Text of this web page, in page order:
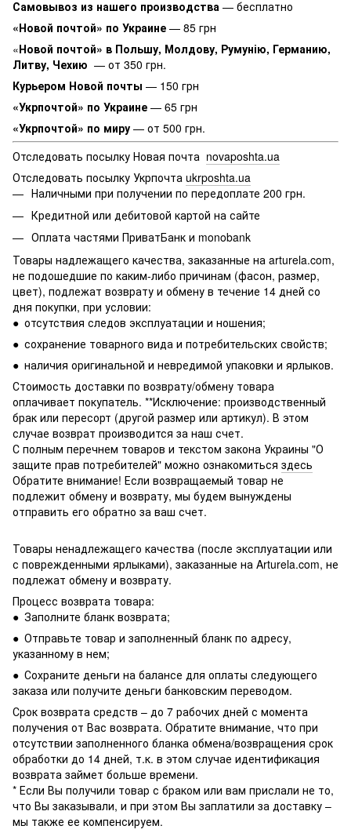
Самовывоз из нашего производства — бесплатно
«Новой почтой» по Украине — 85 грн
«Новой почтой» в Польшу, Молдову, Румунію, Германию,
Литву, Чехию — от 350 грн.
Курьером Новой почты — 150 грн
«Укрпочтой» по Украине — 65 грн
«Укрпочтой» по миру — от 500 грн.
Отследовать посылку Новая почта novaposhta.ua
Отследовать посылку Укрпочта ukrposhta.ua
Наличными при получении по передоплате 200 грн.
Кредитной или дебитовой картой на сайте
Оплата частями ПриватБанк и monobank
Товары надлежащего качества, заказанные на arturela.com,
не подошедшие по каким-либо причинам (фасон, размер,
цвет), подлежат возврату и обмену в течение 14 дней со
дня покупки, при условии:
● отсутствия следов эксплуатации и ношения;
● сохранение товарного вида и потребительских свойств;
● наличия оригинальной и невредимой упаковки и ярлыков.
Стоимость доставки по возврату/обмену товара
оплачивает покупатель. **Исключение: производственный
брак или пересорт (другой размер или артикул). В этом
случае возврат производится за наш счет.
С полным перечнем товаров и текстом закона Украины "О
защите прав потребителей" можно ознакомиться здесь
Обратите внимание! Если возвращаемый товар не
подлежит обмену и возврату, мы будем вынуждены
отправить его обратно за ваш счет.
Товары ненадлежащего качества (после эксплуатации или
с поврежденными ярлыками), заказанные на Arturela.com, не
подлежат обмену и возврату.
Процесс возврата товара:
● Заполните бланк возврата;
● Отправьте товар и заполненный бланк по адресу,
указанному в нем;
● Сохраните деньги на балансе для оплаты следующего
заказа или получите деньги банковским переводом.
Срок возврата средств – до 7 рабочих дней с момента
получения от Вас возврата. Обратите внимание, что при
отсутствии заполненного бланка обмена/возвращения срок
обработки до 14 дней, т.к. в этом случае идентификация
возврата займет больше времени.
* Если Вы получили товар с браком или вам прислали не то,
что Вы заказывали, и при этом Вы заплатили за доставку –
мы также ее компенсируем.